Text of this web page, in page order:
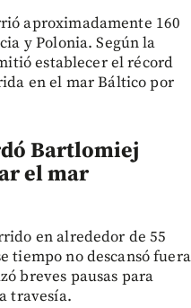
aproximadamente 160
y Polonia. Según la
establecer el récord
en el mar Báltico por
Bartlomiej
el mar
en alrededor de 55
tiempo no descansó fuera
breves pausas para
travesía.